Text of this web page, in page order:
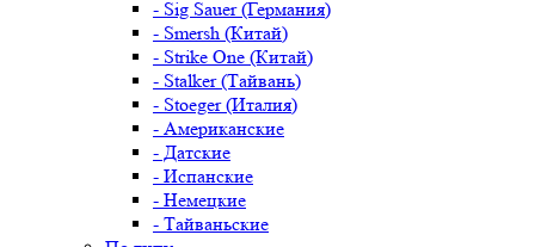
- Sig Sauer (Германия)
- Smersh (Китай)
- Strike One (Китай)
- Stalker (Тайвань)
- Stoeger (Италия)
- Американские
- Датские
- Испанские
- Немецкие
- Тайваньские